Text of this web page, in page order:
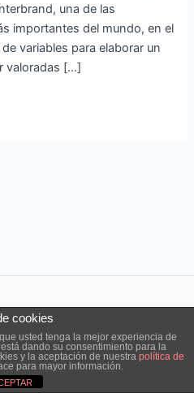
una de las
importantes del mundo, en el
variables para elaborar un
valoradas […]
cookies
usted tenga la mejor experiencia de
dando su consentimiento para la
y la aceptación de nuestra política de
para mayor información.